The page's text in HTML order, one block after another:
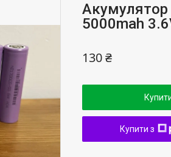
Акумулятор
5000mah
130 ₴
Купити з